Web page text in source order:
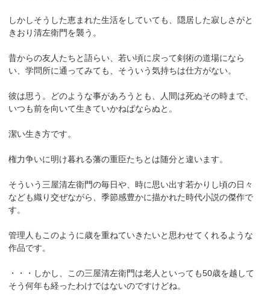
しかしそうした恵まれた生活をしていても、隠居した寂しさがと
きおり清左衛門を襲う。
昔からの友人たちと語らい、若い頃に戻って剣術の道場になら
い、学問所に通ってみても、そういう気持ちは仕方がない。
彼は思う。どのような事があろうとも、人間は死ぬその時まで、
いつも前を向いて生きていかねばならぬと。
潔い生き方です。
権力争いに明け暮れる藩の重臣たちとは随分と違います。
そういう三屋清左衛門の毎日や、時に思い出す若かりし頃の日々
なども織り交ぜながら、季節感豊かに描かれた時代小説の傑作で
す。
管理人もこのように歳を重ねていきたいと思わせてくれるような
作品です。
・・・しかし、この三屋清左衛門は老人といっても50歳を越して
そう何年も経ったわけではないのですけどね。